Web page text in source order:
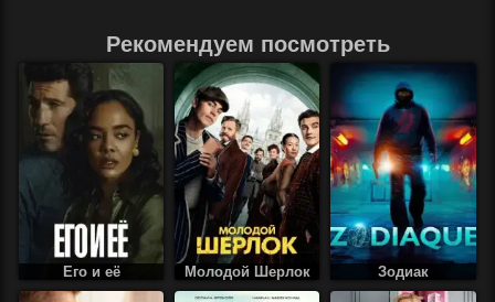
Рекомендуем посмотреть
Его и её Молодой Шерлок Зодиак